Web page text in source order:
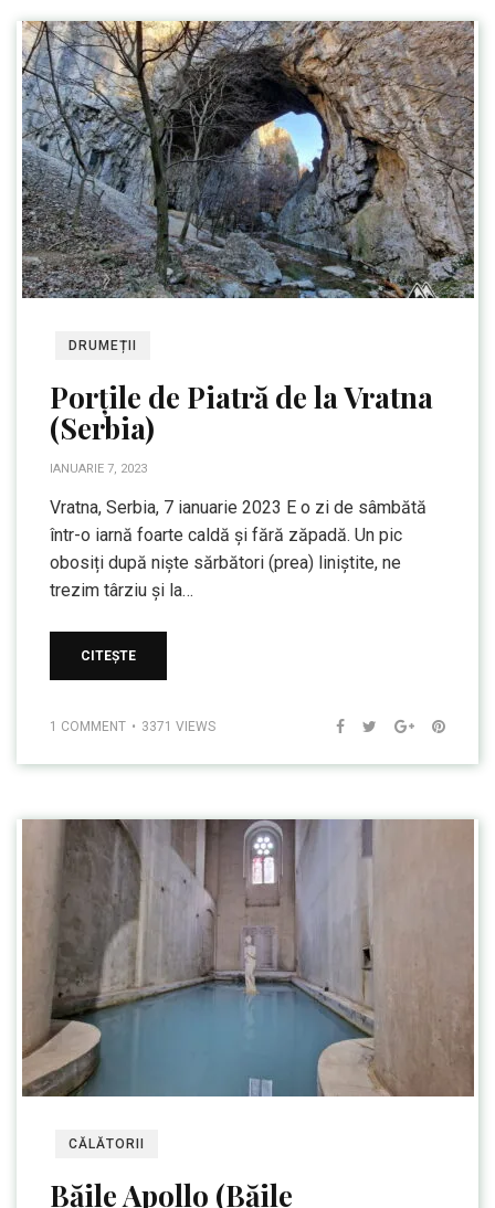
DRUMEȚII
Porțile de Piatră de la Vratna
(Serbia)
IANUARIE 7, 2023
Vratna, Serbia, 7 ianuarie 2023 E o zi de sâmbătă
într-o iarnă foarte caldă și fără zăpadă. Un pic
obosiți după niște sărbători (prea) liniștite, ne
trezim târziu și la…
CITEȘTE
1 COMMENT 3371 VIEWS
CĂLĂTORII
Băile Apollo (Băile